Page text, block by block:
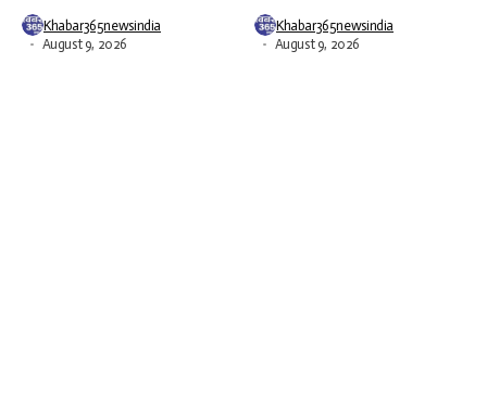
Khabar365newsindia
August 9, 2026
Khabar365newsindia
August 9, 2026